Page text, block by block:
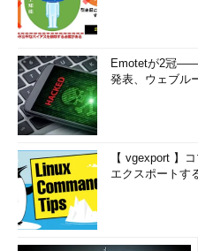
Emotetが2冠――
発表、ウェブル
【 vgexport 】
エクスポートす